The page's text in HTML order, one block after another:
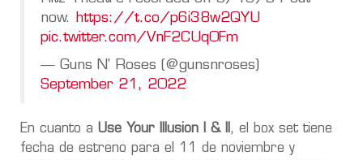
now.
https://t.co/p6i38w2QYU
pic.twitter.com/VnF2CUq0Fm
— Guns N' Roses (@gunsnroses)
September 21, 2022
En cuanto a Use Your Illusion I & II , el box set tiene
fecha de estreno para el 11 de noviembre y